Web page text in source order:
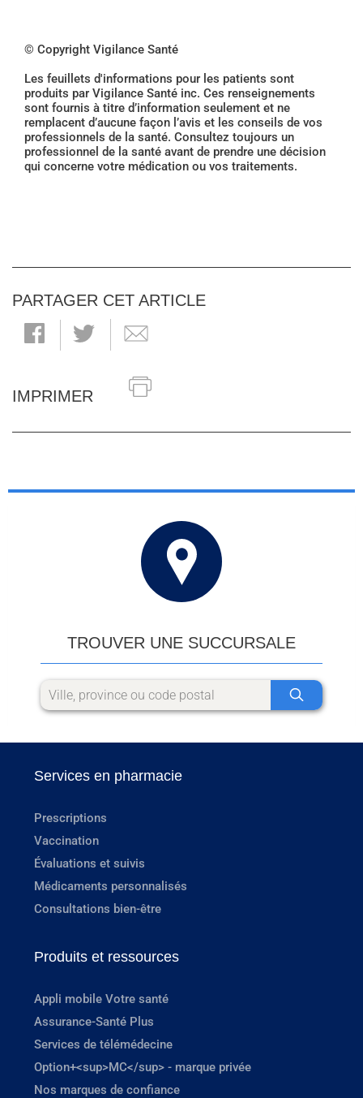
© Copyright Vigilance Santé
Les feuillets d'informations pour les patients sont
produits par Vigilance Santé inc. Ces renseignements
sont fournis à titre d’information seulement et ne
remplacent d’aucune façon l’avis et les conseils de vos
professionnels de la santé. Consultez toujours un
professionnel de la santé avant de prendre une décision
qui concerne votre médication ou vos traitements.
PARTAGER CET ARTICLE
IMPRIMER
TROUVER UNE SUCCURSALE
Services en pharmacie
Prescriptions
Vaccination
Évaluations et suivis
Médicaments personnalisés
Consultations bien-être
Produits et ressources
Appli mobile Votre santé
Assurance-Santé Plus
Services de télémédecine
Option+<sup>MC</sup> - marque privée
Nos marques de confiance